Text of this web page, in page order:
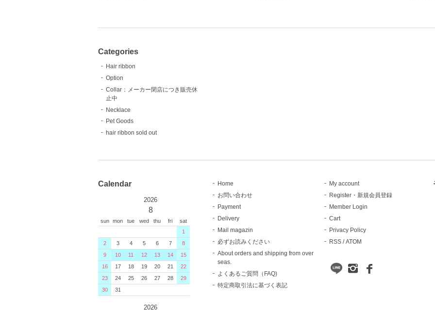
Categories
Hair ribbon
Option
Collar：メーカー閉店につき販売休
止中
Necklace
Pet Goods
hair ribbon sold out
Calendar
2026
8
sun mon tue wed thu fri
sat
1
2
3 4 5 6 7
8
9
10 11 12 13 14
15
16
17 18 19 20 21
22
23
24 25 26 27 28
29
30
31
2026
Home
お問い合わせ
Payment
Delivery
Mail magazin
必ずお読みください
About orders and shipping from over
seas.
よくあるご質問（FAQ)
特定商取引法に基づく表記
My account
Register・新規会員登録
Member Login
Cart
Privacy Policy
RSS /ATOM